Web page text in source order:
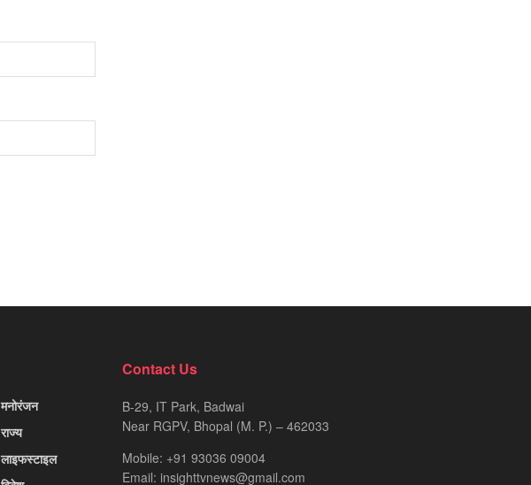
मनोरंजन
राज्य
लाइफस्टाइल
Contact Us
B-29, IT Park, Badwai
Near RGPV, Bhopal (M. P.) – 462033
Mobile: +91 93036 09004
Email: insighttvnews@gmail.com